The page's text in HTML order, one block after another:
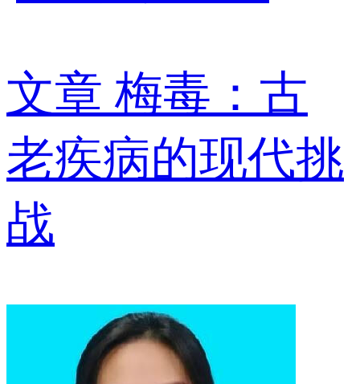
文章 梅毒：古
老疾病的现代挑
战